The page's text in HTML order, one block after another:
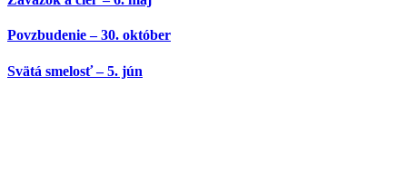
Povzbudenie – 30. október
Svätá smelosť – 5. jún